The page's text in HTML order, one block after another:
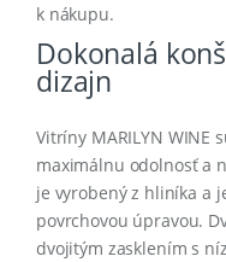
k nákupu.
Dokonalá
dizajn
Vitríny MARILYN WINE
maximálnu odolnosť a
je vyrobený z hliníka a
povrchovou úpravou.
dvojitým zasklením s